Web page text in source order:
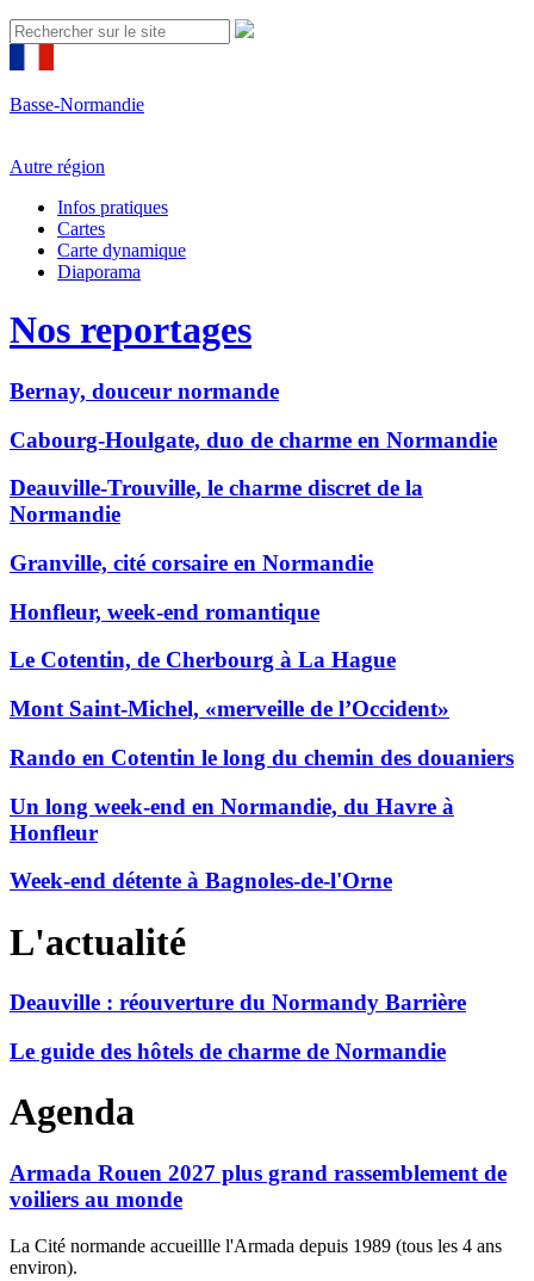
Basse-Normandie
Autre région
Infos pratiques
Cartes
Carte dynamique
Diaporama
Nos reportages
Bernay, douceur normande
Cabourg-Houlgate, duo de charme en Normandie
Deauville-Trouville, le charme discret de la
Normandie
Granville, cité corsaire en Normandie
Honfleur, week-end romantique
Le Cotentin, de Cherbourg à La Hague
Mont Saint-Michel, «merveille de l’Occident»
Rando en Cotentin le long du chemin des douaniers
Un long week-end en Normandie, du Havre à
Honfleur
Week-end détente à Bagnoles-de-l'Orne
L'actualité
Deauville : réouverture du Normandy Barrière
Le guide des hôtels de charme de Normandie
Agenda
Armada Rouen 2027 plus grand rassemblement de
voiliers au monde
La Cité normande accueillle l'Armada depuis 1989 (tous les 4 ans
environ).